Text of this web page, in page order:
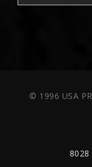
© 1996 USA
8028